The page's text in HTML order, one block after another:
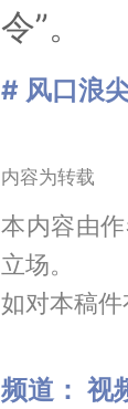
令”。
# 风口浪
内容为转载
本内容由
立场。
如对本稿
频道： 视